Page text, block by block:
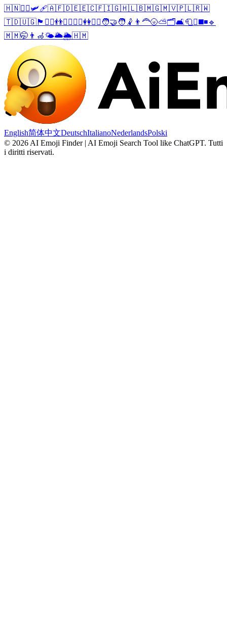
🇭🇳🧏‍♂️🛩️🩹🇦🇫🇩🇪🇪🇨🇫🇮🇬🇭🇱🇧🇲🇬🇲🇻🇵🇱🇷🇼
🇹🇩🇺🇬 🏴󠁧󠁢󠁥󠁮󠁧󠁿 🙋‍♂️👬🤾‍♂️ 🙋‍♀️👭🤾‍♀️ 🧑‍🤝‍🧑 🤾 👨‍🦰🌝⛅🗂️🛋️🧻 ☪️◼️◾🔹
🇲🇲🤭 👨‍🦽🌤️🌥️🌦️🇭🇲
English简体中文DeutschItalianoNederlandsPolski
© 2026 AI Emoji Finder | AI Emoji Search Tool like ChatGPT. Tutti
i diritti riservati.